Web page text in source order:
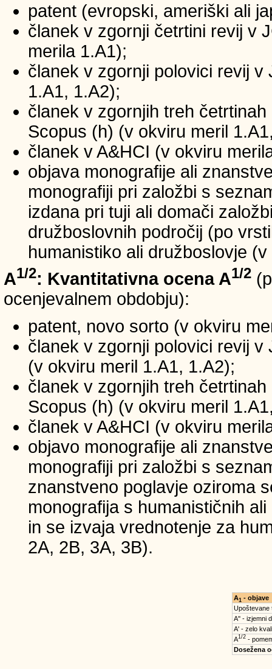
patent (evropski, ameriški ali
članek v zgornji četrtini revij v
merila 1.A1);
članek v zgornji polovici revij
1.A1, 1.A2);
članek v zgornjih treh
Scopus (h) (v okviru meril
članek v A&HCI (v okviru
objava monografije ali
monografiji pri založbi s
izdana pri tuji ali domači
družboslovnih področij (po
humanistiko ali družboslovje
A1/2: Kvantitativna ocena A1/2
ocenjevalnem obdobju):
patent, novo sorto (v okviru
članek v zgornji polovici revij
(v okviru meril 1.A1, 1.A2);
članek v zgornjih treh
Scopus (h) (v okviru meril
članek v A&HCI (v okviru
objavo monografije ali
monografiji pri založbi s
znanstveno poglavje oziroma
monografija s humanističnih
in se izvaja vrednotenje za
2A, 2B, 3A, 3B).
A1 - objave
Upoštevane
A'' - izjemni
A' - zelo
A1/2 -
Dosežena